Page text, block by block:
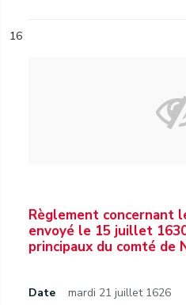
16
Règlement concernant
envoyé le 15 juillet
principaux du comté de
Date mardi 21 juillet 1626